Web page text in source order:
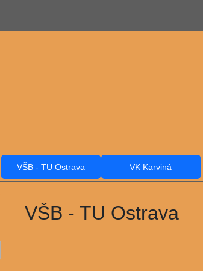
VŠB - TU Ostrava VK Karviná
VŠB - TU Ostrava